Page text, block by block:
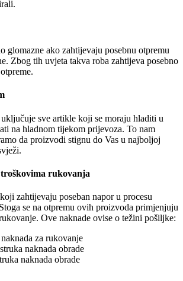
glomazne ako zahtijevaju posebnu otpremu
Zbog tih uvjeta takva roba zahtijeva posebno
sve artikle koji se moraju hladiti u
na hladnom tijekom prijevoza. To nam
da proizvodi stignu do Vas u najboljoj
troškovima rukovanja
zahtijevaju poseban napor u procesu
se na otpremu ovih proizvoda primjenjuju
Ove naknade ovise o težini pošiljke:
za rukovanje
naknada obrade
naknada obrade